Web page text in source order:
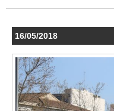
16/05/2018